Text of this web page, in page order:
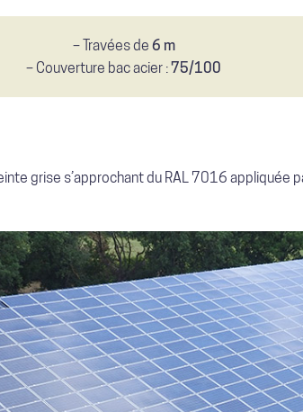
– Travées de 6 m
– Couverture bac acier :75/100
grise s’approchant du RAL 7016 appliquée